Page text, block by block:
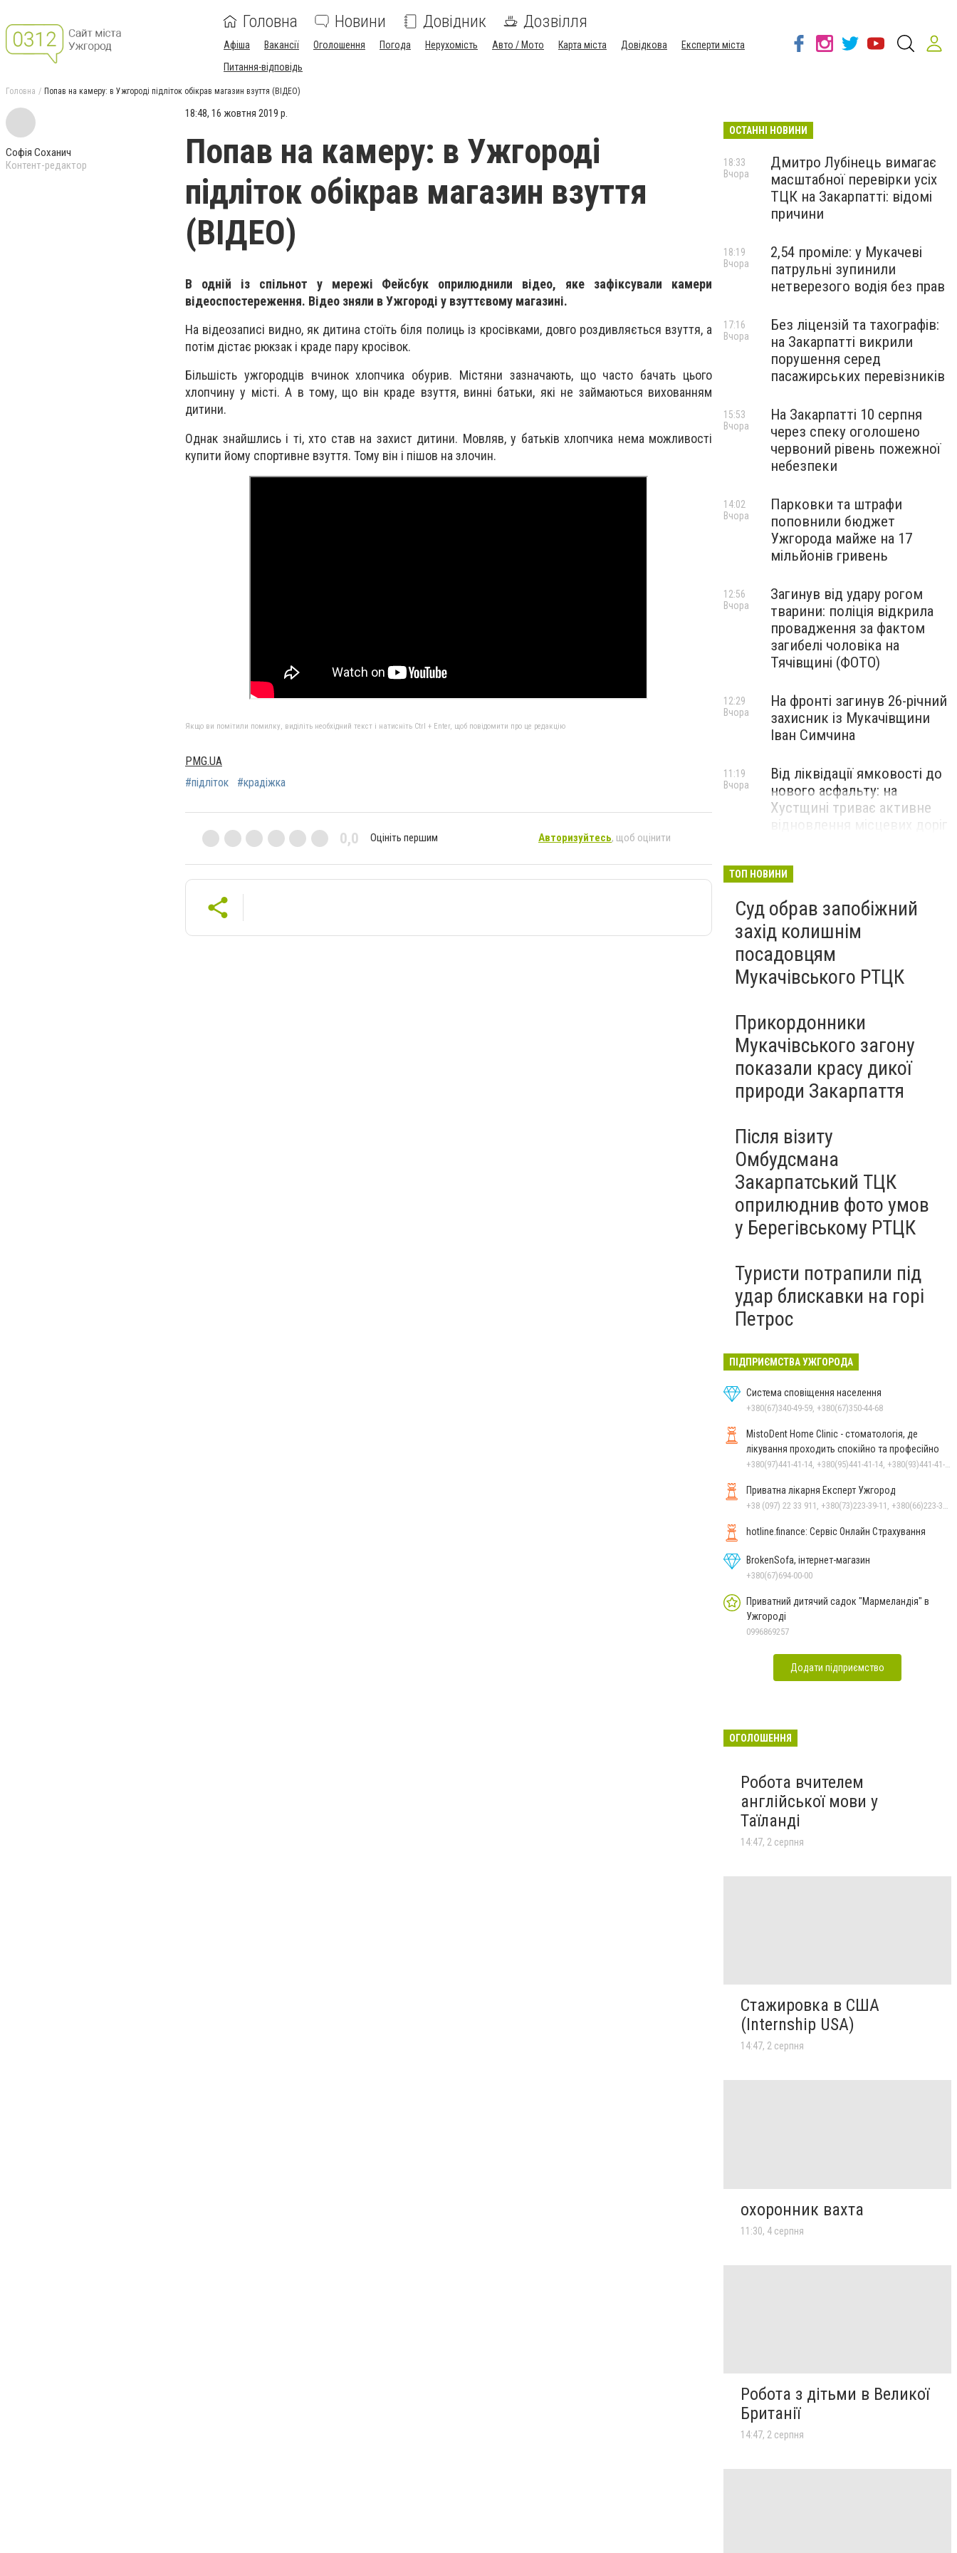
Головна Новини Довідник Дозвілля
Афіша Вакансії Оголошення Погода Нерухомість Авто / Мото Карта міста Довідкова
Експерти міста
Питання-відповідь
Головна Попав на камеру: в Ужгороді підліток обікрав магазин взуття (ВІДЕО)
Софія Соханич
Контент-редактор
18:48, 16 жовтня 2019 р.
Попав на камеру: в Ужгороді
підліток обікрав магазин взуття
(ВІДЕО)
В одній із спільнот у мережі Фейсбук оприлюднили відео, яке зафіксували камери
відеоспостереження. Відео зняли в Ужгороді у взуттєвому магазині.
На відеозаписі видно, як дитина стоїть біля полиць із кросівками, довго роздивляється взуття, а
потім дістає рюкзак і краде пару кросівок.
Більшість ужгородців вчинок хлопчика обурив. Містяни зазначають, що часто бачать цього
хлопчину у місті. А в тому, що він краде взуття, винні батьки, які не займаються вихованням
дитини.
Однак знайшлись і ті, хто став на захист дитини. Мовляв, у батьків хлопчика нема можливості
купити йому спортивне взуття. Тому він і пішов на злочин.
Якщо ви помітили помилку, виділіть необхідний текст і натисніть Ctrl + Enter, щоб повідомити про це редакцію
PMG.UA
#підліток
#крадіжка
0,0 Оцініть першим Авторизуйтесь, щоб оцінити
ОСТАННІ НОВИНИ
Дмитро Лубінець вимагає
масштабної перевірки усіх
ТЦК на Закарпатті: відомі
причини
18:33
Вчора
2,54 проміле: у Мукачеві
патрульні зупинили
нетверезого водія без прав
18:19
Вчора
Без ліцензій та тахографів:
на Закарпатті викрили
порушення серед
пасажирських перевізників
17:16
Вчора
На Закарпатті 10 серпня
через спеку оголошено
червоний рівень пожежної
небезпеки
15:53
Вчора
Парковки та штрафи
поповнили бюджет
Ужгорода майже на 17
мільйонів гривень
14:02
Вчора
Загинув від удару рогом
тварини: поліція відкрила
провадження за фактом
загибелі чоловіка на
Тячівщині (ФОТО)
12:56
Вчора
На фронті загинув 26-річний
захисник із Мукачівщини
Іван Симчина
12:29
Вчора
Від ліквідації ямковості до
нового асфальту: на
Хустщині триває активне
11:19
Вчора
ТОП НОВИНИ
Суд обрав запобіжний
захід колишнім
посадовцям
Мукачівського РТЦК
Прикордонники
Мукачівського загону
показали красу дикої
природи Закарпаття
Після візиту
Омбудсмана
Закарпатський ТЦК
оприлюднив фото умов
у Берегівському РТЦК
Туристи потрапили під
удар блискавки на горі
Петрос
ПІДПРИЄМСТВА УЖГОРОДА
Система сповіщення населення
+380(67)340-49-59, +380(67)350-44-68
MistoDent Home Clinic - стоматологія, де
лікування проходить спокійно та професійно
+380(97)441-41-14, +380(95)441-41-14, +380(93)441-41-14
Приватна лікарня Експерт Ужгород
+38 (097) 22 33 911, +380(73)223-39-11, +380(66)223-39-11
hotline.finance: Сервіс Онлайн Страхування
BrokenSofa, інтернет-магазин
+380(67)694-00-00
Приватний дитячий садок "Мармеландія" в
Ужгороді
0996869257
Додати підприємство
ОГОЛОШЕННЯ
Робота вчителем
англійської мови у
Таїланді
14:47, 2 серпня
Стажировка в США
(Internship USA)
14:47, 2 серпня
охоронник вахта
11:30, 4 серпня
Робота з дітьми в Великої
Британії
14:47, 2 серпня